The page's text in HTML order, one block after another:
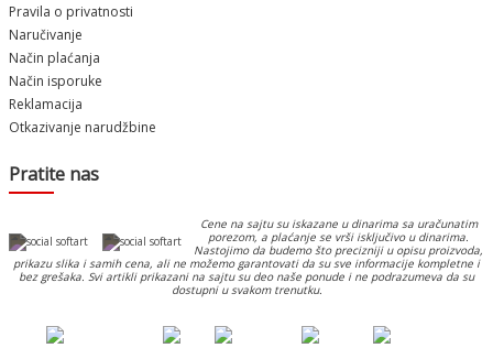
Pravila o privatnosti
Naručivanje
Način plaćanja
Način isporuke
Reklamacija
Otkazivanje narudžbine
Pratite nas
Cene na sajtu su iskazane u dinarima sa uračunatim
porezom, a plaćanje se vrši isključivo u dinarima.
Nastojimo da budemo što precizniji u opisu proizvoda,
prikazu slika i samih cena, ali ne možemo garantovati da su sve informacije kompletne i
bez grešaka. Svi artikli prikazani na sajtu su deo naše ponude i ne podrazumeva da su
dostupni u svakom trenutku.